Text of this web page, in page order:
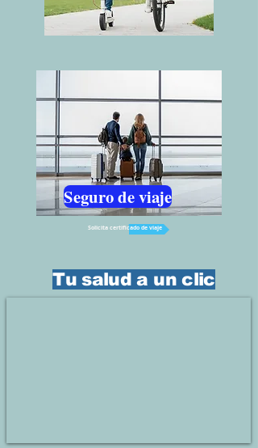
Seguro de viaje
Solicita certificado de viaje
Tu salud a un clic